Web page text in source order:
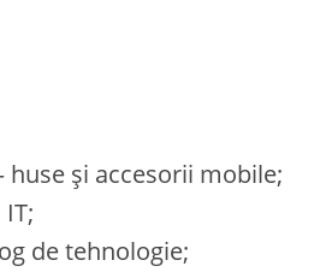
huse și accesorii mobile;
de tehnologie;